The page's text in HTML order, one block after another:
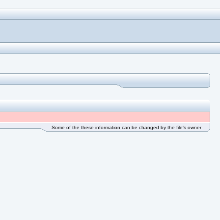
Some of the these information can be changed by the file's owner